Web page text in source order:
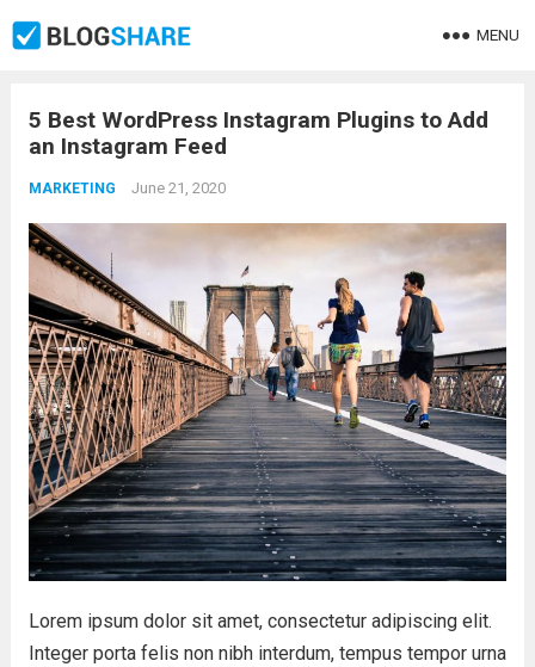
MENU
5 Best WordPress Instagram Plugins to Add
an Instagram Feed
MARKETING June 21, 2020
Lorem ipsum dolor sit amet, consectetur adipiscing elit.
Integer porta felis non nibh interdum, tempus tempor urna